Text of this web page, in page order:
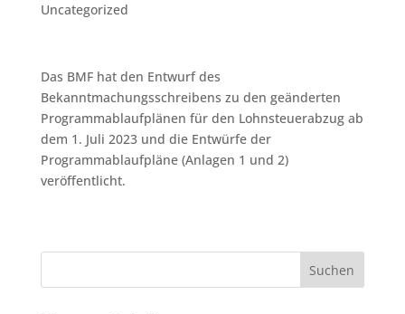
Uncategorized
Das BMF hat den Entwurf des
Bekanntmachungsschreibens zu den geänderten
Programmablaufplänen für den Lohnsteuerabzug ab
dem 1. Juli 2023 und die Entwürfe der
Programmablaufpläne (Anlagen 1 und 2)
veröffentlicht.